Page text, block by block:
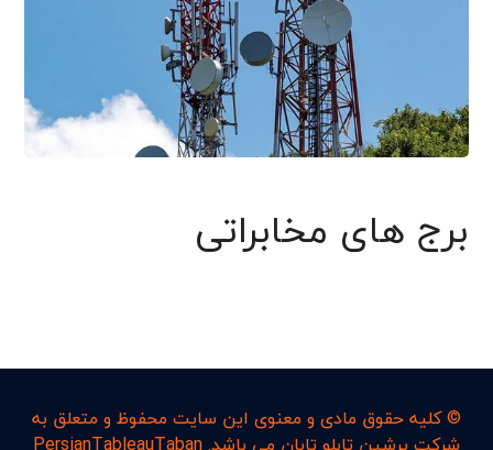
برج های مخابراتی
© کليه حقوق مادی و معنوی اين سايت محفوظ و متعلق به